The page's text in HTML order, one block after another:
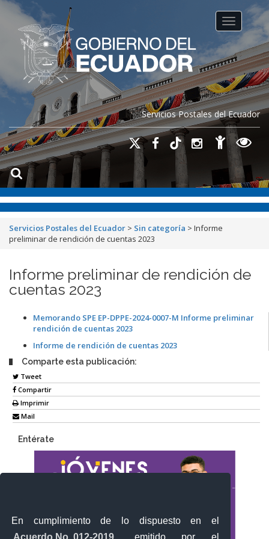
En cumplimiento de lo dispuesto en el
Acuerdo No. 012-2019
, emitido por el
Servicios Postales del Ecuador
Toggle
Servicios Postales del Ecuador > Sin categoría > Informe
preliminar de rendición de cuentas 2023
Informe preliminar de rendición de
cuentas 2023
Memorando SPE EP-DPPE-2024-0007-M Informe preliminar
rendición de cuentas 2023
Informe de rendición de cuentas 2023
Comparte esta publicación:
Tweet
Compartir
Imprimir
Mail
Entérate